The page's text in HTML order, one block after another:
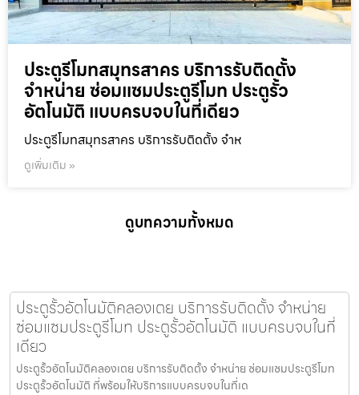
ประตูรีโมทสมุทรสาคร บริการรับติดตั้ง
จำหน่าย ซ่อมแซมประตูรีโมท ประตูรั้ว
อัตโนมัติ แบบครบจบในที่เดียว
ประตูรีโมทสมุทรสาคร บริการรับติดตั้ง จำห
ดูเพิ่มเติม »
ดูบทความทั้งหมด
ประตูรั้วอัตโนมัติคลองเตย บริการรับติดตั้ง จำหน่าย
ซ่อมแซมประตูรีโมท ประตูรั้วอัตโนมัติ แบบครบจบในที่
เดียว
ประตูรั้วอัตโนมัติคลองเตย บริการรับติดตั้ง จำหน่าย ซ่อมแซมประตูรีโมท
ประตูรั้วอัตโนมัติ ที่พร้อมให้บริการแบบครบจบในที่เด